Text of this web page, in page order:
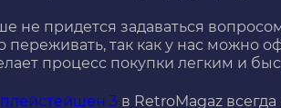
не придется задаваться
переживать, так как у нас можно
процесс покупки легким и
3 в RetroMagaz